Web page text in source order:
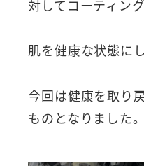
対してコーティン
肌を健康な状態に
今回は健康を取り
ものとなりました。